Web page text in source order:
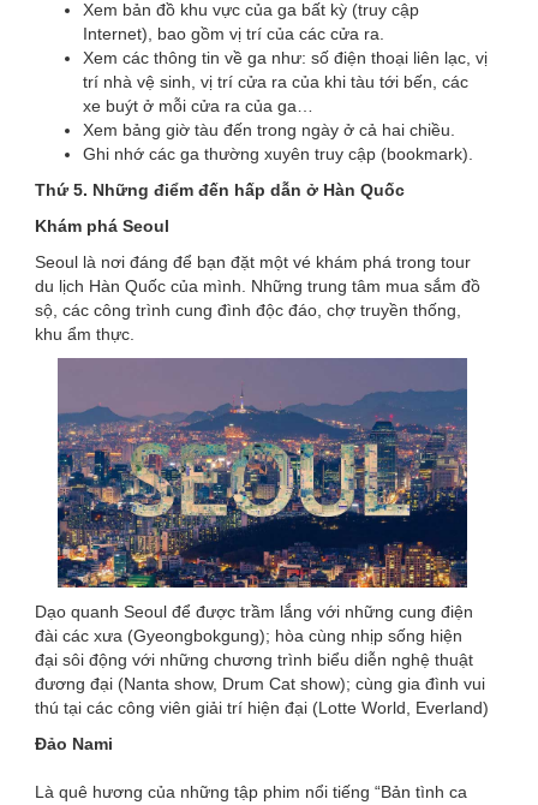
Xem bản đồ khu vực của ga bất kỳ (truy cập
Internet), bao gồm vị trí của các cửa ra.
Xem các thông tin về ga như: số điện thoại liên lạc, vị
trí nhà vệ sinh, vị trí cửa ra của khi tàu tới bến, các
xe buýt ở mỗi cửa ra của ga…
Xem bảng giờ tàu đến trong ngày ở cả hai chiều.
Ghi nhớ các ga thường xuyên truy cập (bookmark).
Thứ 5. Những điểm đến hấp dẫn ở Hàn Quốc
Khám phá Seoul
Seoul là nơi đáng để bạn đặt một vé khám phá trong tour
du lịch Hàn Quốc của mình. Những trung tâm mua sắm đồ
sộ, các công trình cung đình độc đáo, chợ truyền thống,
khu ẩm thực.
Dạo quanh Seoul để được trầm lắng với những cung điện
đài các xưa (Gyeongbokgung); hòa cùng nhịp sống hiện
đại sôi động với những chương trình biểu diễn nghệ thuật
đương đại (Nanta show, Drum Cat show); cùng gia đình vui
thú tại các công viên giải trí hiện đại (Lotte World, Everland)
Đảo Nami
Là quê hương của những tập phim nổi tiếng “Bản tình ca